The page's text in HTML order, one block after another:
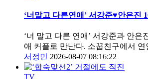
‘너말고 다른연애’ 서강준♥안은진
‘너 말고 다른 연애’ 서강준과 안은
애 커플로 만난다. 소꿉친구에서 연
서정민 2026-08-07 08:16:22
TV